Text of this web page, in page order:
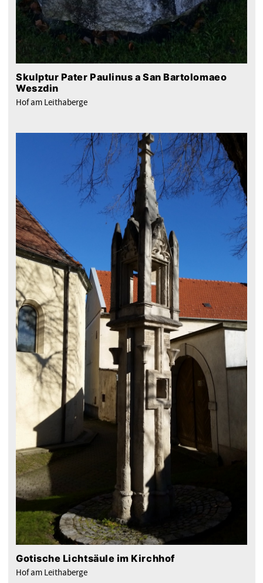
Skulptur Pater Paulinus a San Bartolomaeo
Weszdin
Hof am Leithaberge
Gotische Lichtsäule im Kirchhof
Hof am Leithaberge